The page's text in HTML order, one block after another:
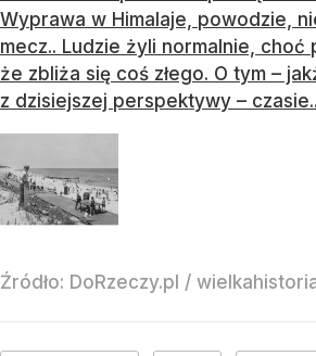
Wyprawa w Himalaje, powodzie,
mecz.. Ludzie żyli normalnie, choć
że zbliża się coś złego. O tym –
z dzisiejszej perspektywy –
Źródło: DoRzeczy.pl /